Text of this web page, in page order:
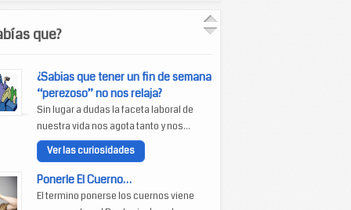
que?
¿Sabias que tener un fin de semana
“perezoso” no nos relaja?
Sin lugar a dudas la faceta laboral de
nuestra vida nos agota tanto y nos...
Ver las curiosidades
Ponerle El Cuerno…
El termino ponerse los cuernos viene